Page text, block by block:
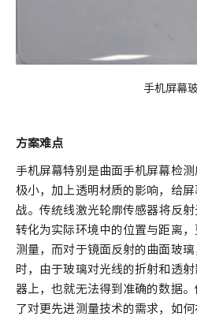
手机屏幕
方案难点
手机屏幕特别是曲面手机屏幕检
极小，加上透明材质的影响，给
战。传统线激光轮廓传感器将反
转化为实际环境中的位置与距离
测量，而对于镜面反射的曲面玻
时，由于玻璃对光线的折射和透
器上，也就无法得到准确的数据
了对更先进测量技术的需求，如